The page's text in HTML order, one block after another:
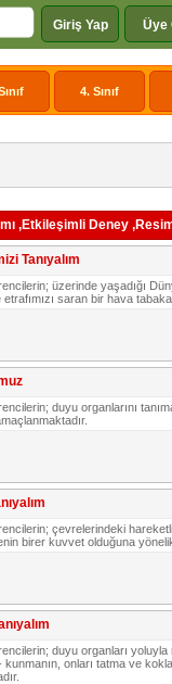
Giriş Yap Üye
4. Sınıf
,Etkileşimli Deney
Tanıyalım
üzerinde yaşadığı
etrafımızı saran bir hava
duyu organlarını
çevrelerindeki
birer kuvvet olduğuna
duyu organları
onları tatma ve